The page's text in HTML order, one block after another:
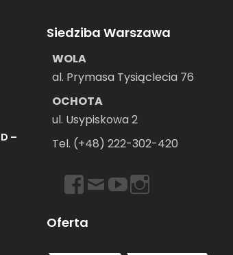
–
Siedziba Warszawa
WOLA
al. Prymasa Tysiąclecia 76
OCHOTA
ul. Usypiskowa 2
Tel. (+48) 222-302-420
https://www.facebook.com/
Emailhttps://
Oferta